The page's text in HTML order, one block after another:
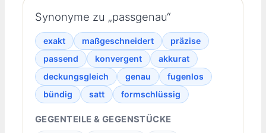
Synonyme zu „passgenau“
exakt maßgeschneidert
präzise
passend
konvergent
akkurat
deckungsgleich
genau
fugenlos
bündig
satt formschlüssig
GEGENTEILE & GEGENSTÜCKE